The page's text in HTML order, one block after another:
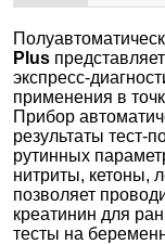
Plus
экспресс-
применения в
Прибор
результаты тест-
рутинных
нитриты, кетоны,
позволяет
креатинин для
тесты на